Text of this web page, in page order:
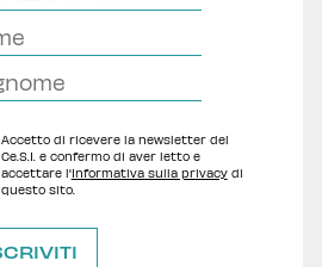
Accetto di ricevere la newsletter del
Ce.S.I. e confermo di aver letto e
accettare l'Informativa sulla privacydi
questo sito.